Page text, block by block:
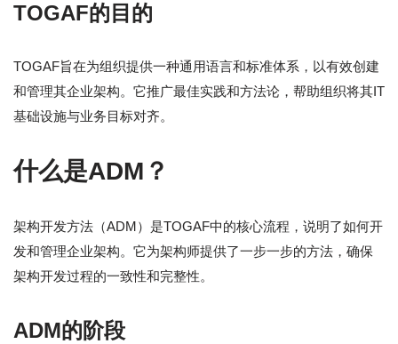
TOGAF的目的
TOGAF旨在为组织提供一种通用语言和标准体系，以有效创建
和管理其企业架构。它推广最佳实践和方法论，帮助组织将其IT
基础设施与业务目标对齐。
什么是ADM？
架构开发方法（ADM）是TOGAF中的核心流程，说明了如何开
发和管理企业架构。它为架构师提供了一步一步的方法，确保
架构开发过程的一致性和完整性。
ADM的阶段